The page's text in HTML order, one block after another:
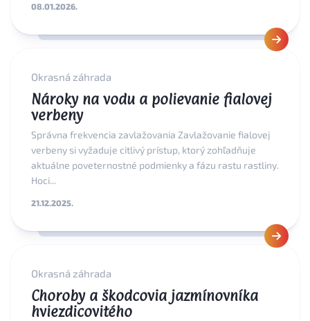
08.01.2026.
Okrasná záhrada
Nároky na vodu a polievanie fialovej
verbeny
Správna frekvencia zavlažovania Zavlažovanie fialovej
verbeny si vyžaduje citlivý prístup, ktorý zohľadňuje
aktuálne poveternostné podmienky a fázu rastu rastliny.
Hoci...
21.12.2025.
Okrasná záhrada
Choroby a škodcovia jazmínovníka
hviezdicovitého